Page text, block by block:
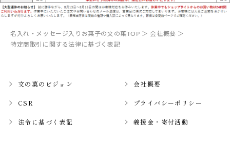
名入れ・メッセージ入りお菓子の文の菓TOP
会社概要
特定商取引に関する法律に基づく表記
文の菓のビジョン 会社概要
CSR プライバシーポリシー
法令に基づく表記 義援金・寄付活動